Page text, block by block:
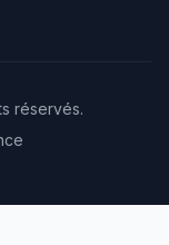
réservés.